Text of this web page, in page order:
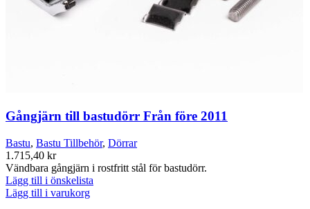
Gångjärn till bastudörr Från före 2011
Bastu, Bastu Tillbehör, Dörrar
1.715,40 kr
Vändbara gångjärn i rostfritt stål för bastudörr.
Lägg till i önskelista
Lägg till i varukorg